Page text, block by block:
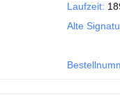
Laufzeit:
Alte